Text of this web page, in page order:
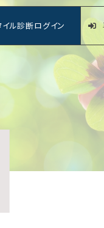
ル診断ログイン